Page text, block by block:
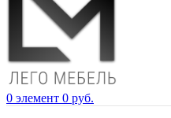
0 элемент 0 руб.